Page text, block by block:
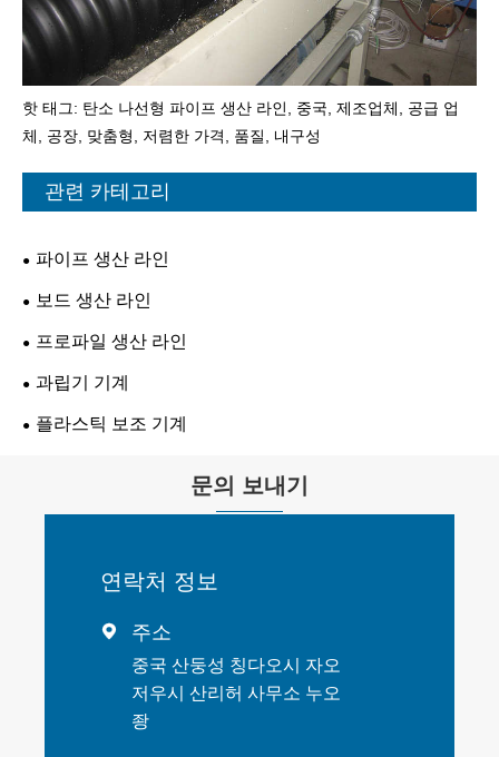
핫 태그: 탄소 나선형 파이프 생산 라인, 중국, 제조업체, 공급 업
체, 공장, 맞춤형, 저렴한 가격, 품질, 내구성
관련 카테고리
파이프 생산 라인
보드 생산 라인
프로파일 생산 라인
과립기 기계
플라스틱 보조 기계
문의 보내기
연락처 정보
 주소
중국 산둥성 칭다오시 자오
저우시 산리허 사무소 누오
좡